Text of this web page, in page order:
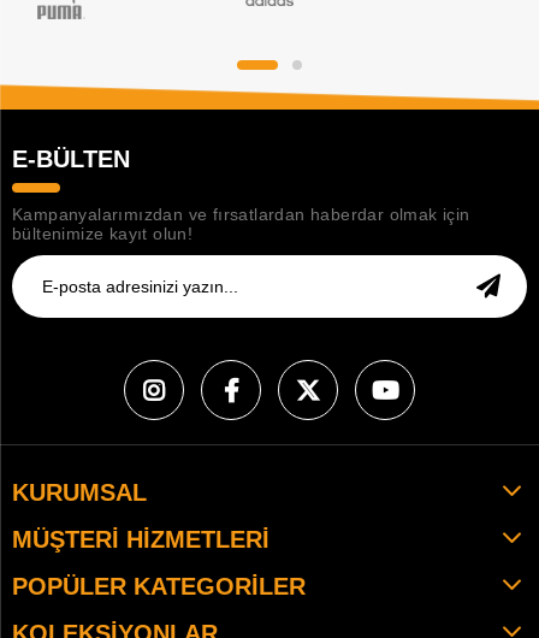
E-BÜLTEN
Kampanyalarımızdan ve fırsatlardan haberdar olmak için
bültenimize kayıt olun!
KURUMSAL
MÜŞTERI HIZMETLERI
POPÜLER KATEGORILER